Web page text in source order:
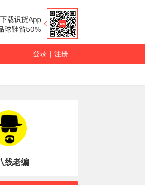
登录 | 注册
线老编